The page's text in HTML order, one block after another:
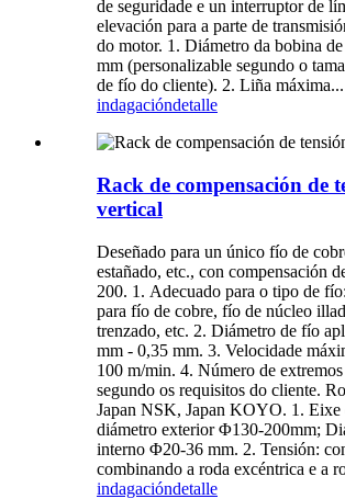
de seguridade e un interruptor de
elevación para a parte de
do motor. 1. Diámetro da bobina
mm (personalizable segundo o
de fío do cliente). 2. Liña máxima...
indagacióndetalle
Rack de compensación de
vertical
Deseñado para un único fío de
estañado, etc., con compensación
200. 1. Adecuado para o tipo de
para fío de cobre, fío de núcleo
trenzado, etc. 2. Diámetro de fío
mm - 0,35 mm. 3. Velocidade
100 m/min. 4. Número de extremos
segundo os requisitos do cliente.
Japan NSK, Japan KOYO. 1. Eixe
diámetro exterior Φ130-200mm;
interno Φ20-36 mm. 2. Tensión:
combinando a roda excéntrica e a
indagacióndetalle